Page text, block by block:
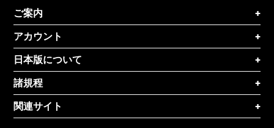
ご案内
+
アカウント
+
日本版について
+
諸規程
+
関連サイト
+